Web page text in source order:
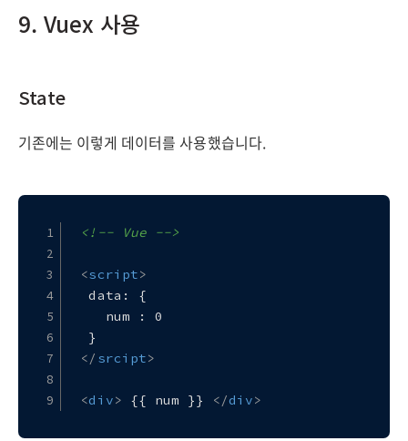
9. Vuex 사용
State
기존에는 이렇게 데이터를 사용했습니다.
<!-- Vue -->
<script>
data: {
   num : 0
}
</ srcipt>
<div> {{ num }} </div>